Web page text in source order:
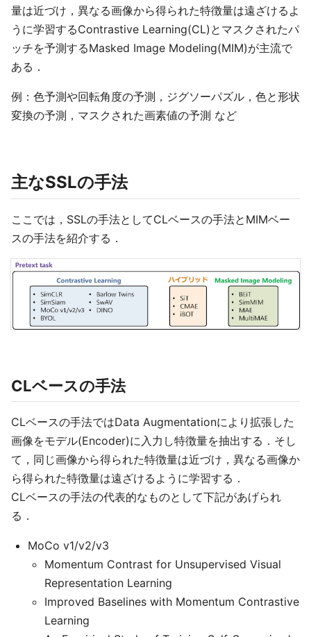
量は近づけ，異なる画像から得られた特徴量は遠ざけるよ
うに学習するContrastive Learning(CL)とマスクされたパ
ッチを予測するMasked Image Modeling(MIM)が主流で
ある．
例：色予測や回転角度の予測，ジグソーパズル，色と形状
変換の予測，マスクされた画素値の予測 など
主なSSLの手法
ここでは，SSLの手法としてCLベースの手法とMIMベー
スの手法を紹介する．
CLベースの手法
CLベースの手法ではData Augmentationにより拡張した
画像をモデル(Encoder)に入力し特徴量を抽出する．そし
て，同じ画像から得られた特徴量は近づけ，異なる画像か
ら得られた特徴量は遠ざけるように学習する．
CLベースの手法の代表的なものとして下記があげられ
る．
MoCo v1/v2/v3
Momentum Contrast for Unsupervised Visual
Representation Learning
Improved Baselines with Momentum Contrastive
Learning